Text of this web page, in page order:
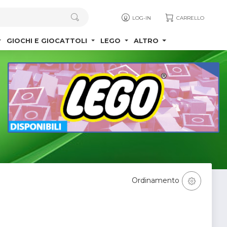
LOG-IN CARRELLO
GIOCHI E GIOCATTOLI LEGO ALTRO
Ordinamento